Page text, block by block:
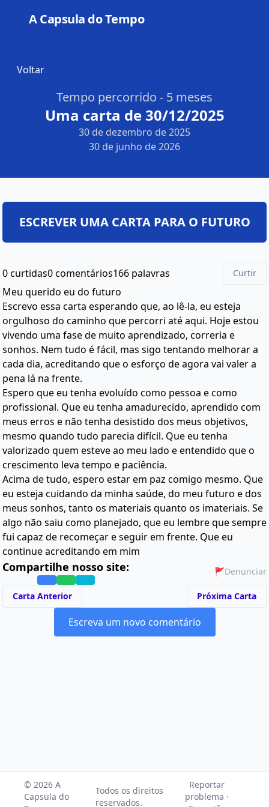
A Capsula do Tempo
Voltar
Tempo percorrido - 5 meses
Uma carta de 30/12/2025
30 de dezembro de 2025
30 de junho de 2026
0 curtidas0 comentários166 palavras Curtir
Meu querido eu do futuro
Escrevo essa carta esperando que, ao lê-la, eu esteja
orgulhoso do caminho que percorri até aqui. Hoje estou
vivendo uma fase de muito aprendizado, correria e
sonhos. Nem tudo é fácil, mas sigo tentando melhorar a
cada dia, acreditando que o esforço de agora vai valer a
pena lá na frente.
Espero que eu tenha evoluído como pessoa e como
profissional. Que eu tenha amadurecido, aprendido com
meus erros e não tenha desistido dos meus objetivos,
mesmo quando tudo parecia difícil. Que eu tenha
valorizado quem esteve ao meu lado e entendido que o
crescimento leva tempo e paciência.
Acima de tudo, espero estar em paz comigo mesmo. Que
eu esteja cuidando da minha saúde, do meu futuro e dos
meus sonhos, tanto os materiais quanto os imateriais. Se
algo não saiu como planejado, que eu lembre que sempre
fui capaz de recomeçar e seguir em frente. Que eu
continue acreditando em mim
Compartilhe nosso site: 🚩Denunciar
Carta Anterior Próxima Carta
Escreva um novo comentário
ESCREVER UMA CARTA PARA O FUTURO
© 2026 A
Capsula do
Todos os direitos
reservados.
Reportar
problema ·